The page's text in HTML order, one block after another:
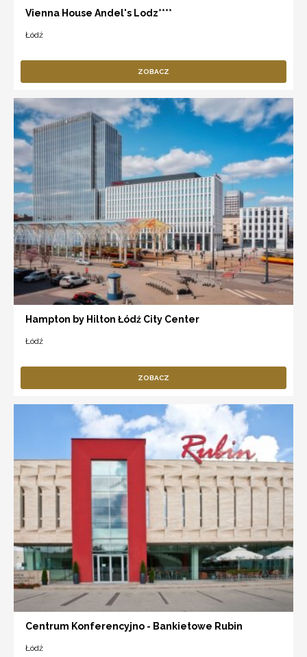
Vienna House Andel's Lodz****
Łódź
ZOBACZ
Hampton by Hilton Łódź City Center
Łódź
ZOBACZ
Centrum Konferencyjno - Bankietowe Rubin
Łódź